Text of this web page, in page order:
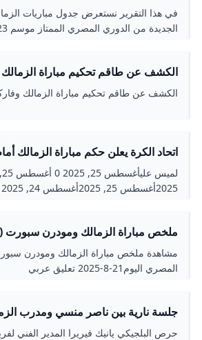
والقنوات الناقلة العربية GOAL.COM
في هذا التقرير نستعرض جدول مباريات
الكشف عن طاقم تحكيم مباراة الزمالك
مصراوى
الكشف عن طاقم تحكيم مباراة الزمالك وفاركو
اتحاد الكرة يعلن حكم مباراة الزمالك
الدوري.. إختيار مفاجئ
2025أغسطس 25, 2025أغسطس 24, 2025
المصري - بطولات
المصري اليوم21-8-2025 تعليق عربي
جلسة نارية بين ناصر منسي ومدرب
حرص البلجيكي يانيك فيريرا المدير الفني